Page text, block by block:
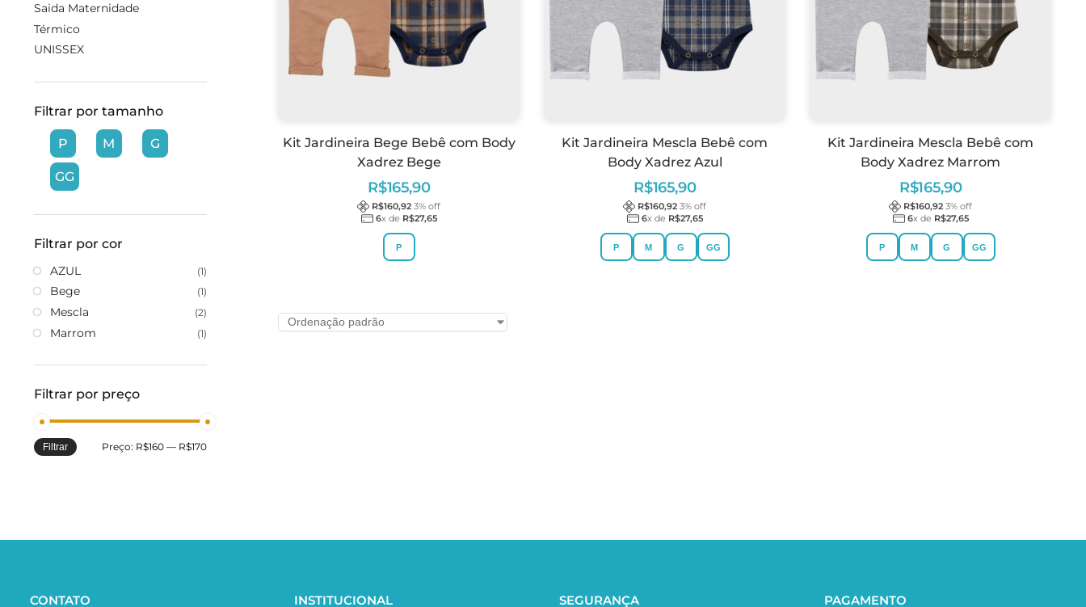
Kit Jardineira Bege Bebê com Body
Xadrez Bege
R$165,90
R$160,92 3% off
6x de R$27,65
P
Kit Jardineira Mescla Bebê com
Body Xadrez Azul
R$165,90
R$160,92 3% off
6x de R$27,65
P M G GG
Kit Jardineira Mescla Bebê com
Body Xadrez Marrom
R$165,90
R$160,92 3% off
6x de R$27,65
P M G GG
Saida Maternidade
Térmico
UNISSEX
Filtrar por tamanho
P M G
GG
Filtrar por cor
AZUL (1)
Bege (1)
Mescla (2)
Marrom (1)
Filtrar por preço
Filtrar Preço: R$160 — R$170
CONTATO INSTITUCIONAL SEGURANÇA PAGAMENTO